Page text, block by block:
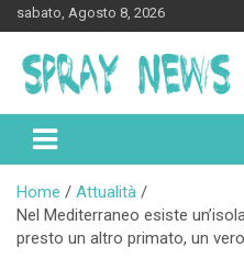
to
content
sabato, Agosto 8, 2026
Spraynews.it
Home
Attualità
Nel Mediterraneo esiste
presto un altro primato, un